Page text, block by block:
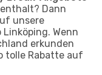
Dann
unsere
Linköping. Wenn
erkunden
tolle Rabatte auf